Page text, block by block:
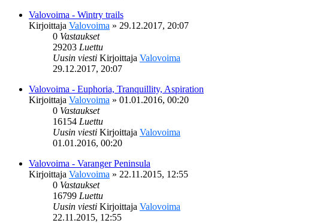
Valovoima - Wintry trails
Kirjoittaja Valovoima » 29.12.2017, 20:07
0 Vastaukset
29203 Luettu
Uusin viesti Kirjoittaja Valovoima
29.12.2017, 20:07
Valovoima - Euphoria, Tranquillity, Aspiration
Kirjoittaja Valovoima » 01.01.2016, 00:20
0 Vastaukset
16154 Luettu
Uusin viesti Kirjoittaja Valovoima
01.01.2016, 00:20
Valovoima - Varanger Peninsula
Kirjoittaja Valovoima » 22.11.2015, 12:55
0 Vastaukset
16799 Luettu
Uusin viesti Kirjoittaja Valovoima
22.11.2015, 12:55